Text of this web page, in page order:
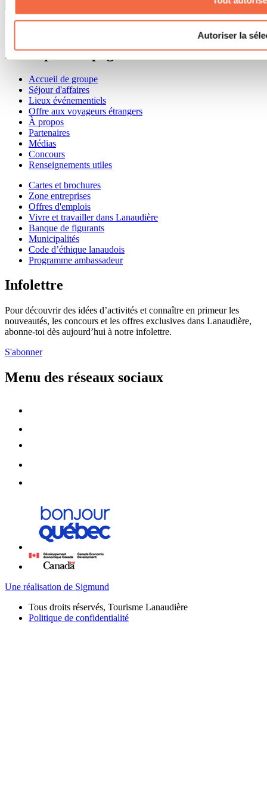
Autoriser la
Besoin d'information?
Menu pied de page
Accueil de groupe
Séjour d'affaires
Lieux événementiels
Offre aux voyageurs étrangers
À propos
Partenaires
Médias
Concours
Renseignements utiles
Cartes et brochures
Zone entreprises
Offres d'emplois
Vivre et travailler dans Lanaudière
Banque de figurants
Municipalités
Code d’éthique lanaudois
Programme ambassadeur
Infolettre
Pour découvrir des idées d’activités et connaître en primeur les
nouveautés, les concours et les offres exclusives dans Lanaudière,
abonne-toi dès aujourd’hui à notre infolettre.
S'abonner
Menu des réseaux sociaux
Une réalisation de Sigmund
Tous droits réservés, Tourisme Lanaudière
Politique de confidentialité